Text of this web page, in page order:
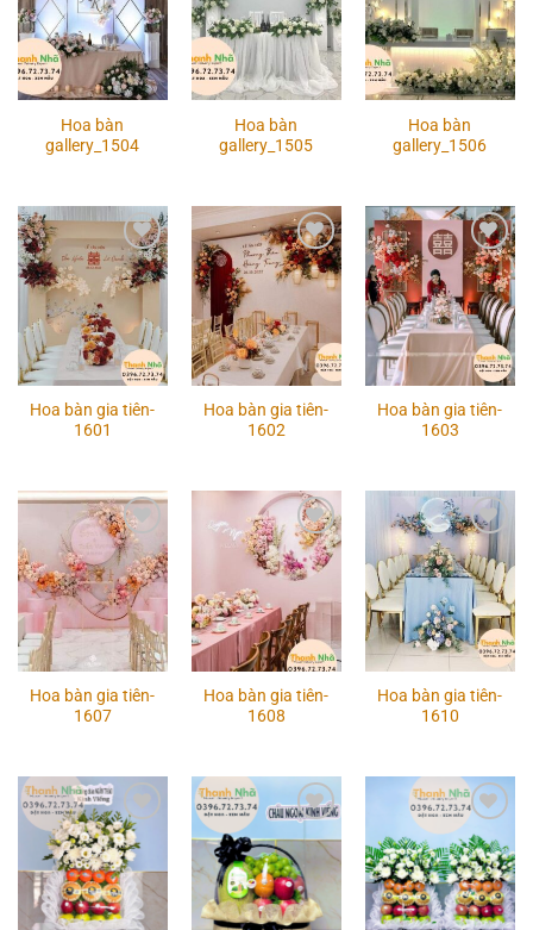
Hoa bàn
gallery_1504
Hoa bàn
gallery_1505
Hoa bàn
gallery_1506
Add to
wishlist
Hoa bàn gia tiên-
1601
Add to
wishlist
Hoa bàn gia tiên-
1602
Add to
wishlist
Hoa bàn gia tiên-
1603
Add to
wishlist
Hoa bàn gia tiên-
1607
Add to
wishlist
Hoa bàn gia tiên-
1608
Add to
wishlist
Hoa bàn gia tiên-
1610
Add to
wishlist
Add to
wishlist
Add to
wishlist